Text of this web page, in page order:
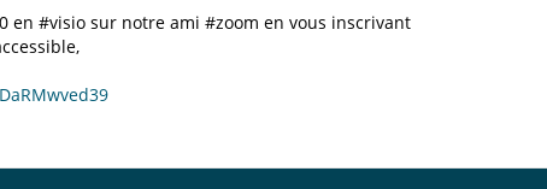
en #visio sur notre ami #zoom en vous inscrivant